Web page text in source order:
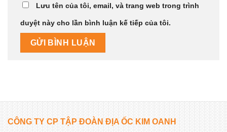
Lưu tên của tôi, email, và trang web trong trình
duyệt này cho lần bình luận kế tiếp của tôi.
CÔNG TY CP TẬP ĐOÀN ĐỊA ỐC KIM OANH